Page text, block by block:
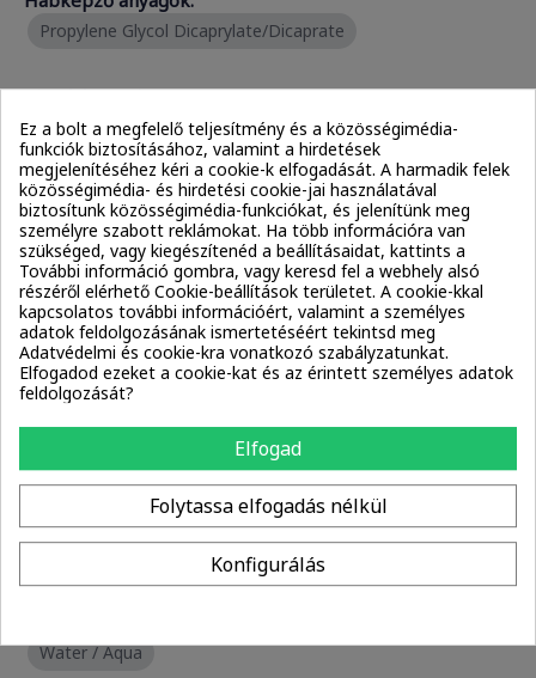
Propylene Glycol Dicaprylate/Dicaprate
Tisztítószerek:
Propylene Glycol Dicaprylate/Dicaprate
Emulgeálószerek:
Acrylamidopropyltrimonium Chloride/Acrylamide
Copolymer
PPG-1 Trideceth-6
Illatanyagok:
Amyl Cinnamal
Benzyl Alcohol
Butylphenyl Methylpropional
Cinnamyl Alcohol
Citronellol
Hexyl Cinnamal
Hydroxycitronellal
Linalool Parfum / Fragrance
Oldószerek:
Water / Aqua
Ez a bolt a megfelelő teljesítmény és a közösségimédia-
funkciók biztosításához, valamint a hirdetések
megjelenítéséhez kéri a cookie-k elfogadását. A harmadik felek
közösségimédia- és hirdetési cookie-jai használatával
biztosítunk közösségimédia-funkciókat, és jelenítünk meg
személyre szabott reklámokat. Ha több információra van
szükséged, vagy kiegészítenéd a beállításaidat, kattints a
További információ gombra, vagy keresd fel a webhely alsó
részéről elérhető Cookie-beállítások területet. A cookie-kkal
kapcsolatos további információért, valamint a személyes
adatok feldolgozásának ismertetéséért tekintsd meg
Adatvédelmi és cookie-kra vonatkozó szabályzatunkat.
Elfogadod ezeket a cookie-kat és az érintett személyes adatok
feldolgozását?
Elfogad
Folytassa elfogadás nélkül
Konfigurálás